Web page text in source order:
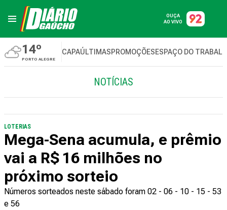
OUÇA
AO VIVO
14º
PORTO ALEGRE
CAPAÚLTIMASPROMOÇÕESESPAÇO DO
NOTÍCIAS
LOTERIAS
Mega-Sena acumula, e prêmio
vai a R$ 16 milhões no
próximo sorteio
Números sorteados neste sábado foram 02 - 06 - 10 - 15 - 53
e 56